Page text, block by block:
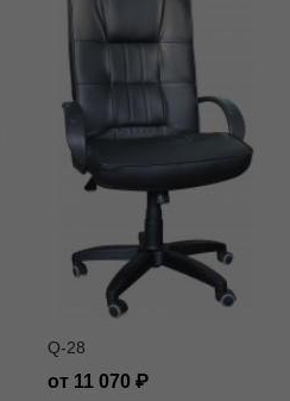
Q-28
от 11 070